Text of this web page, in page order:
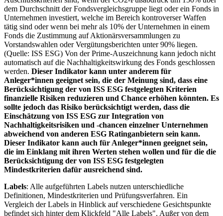
dem Durchschnitt der Fondsvergleichsgruppe liegt oder ein Fonds in
Unternehmen investiert, welche im Bereich kontroverser Waffen
tätig sind oder wenn bei mehr als 10% der Unternehmen in einem
Fonds die Zustimmung auf Aktionärsversammlungen zu
Vorstandswahlen oder Vergütungsberichten unter 90% liegen.
(Quelle: ISS ESG) Von der Prime-Auszeichnung kann jedoch nicht
automatisch auf die Nachhaltigkeitswirkung des Fonds geschlossen
werden. Dieser Indikator kann unter anderem für
Anleger*innen geeignet sein, die der Meinung sind, dass eine
Berücksichtigung der von ISS ESG festgelegten Kriterien
finanzielle Risiken reduzieren und Chance erhöhen könnten. Es
sollte jedoch das Risiko berücksichtigt werden, dass die
Einschätzung von ISS ESG zur Integration von
Nachhaltigkeitsrisiken und -chancen einzelner Unternehmen
abweichend von anderen ESG Ratinganbietern sein kann.
Dieser Indikator kann auch für Anleger*innen geeignet sein,
die im Einklang mit ihren Werten stehen wollen und für die die
Berücksichtigung der von ISS ESG festgelegten
Mindestkriterien dafür ausreichend sind.
Labels: Alle aufgeführten Labels nutzen unterschiedliche
Definitionen, Mindestkriterien und Prüfungsverfahren. Ein
Vergleich der Labels in Hinblick auf verschiedene Gesichtspunkte
befindet sich hinter dem Klickfeld "Alle Labels". Außer von dem